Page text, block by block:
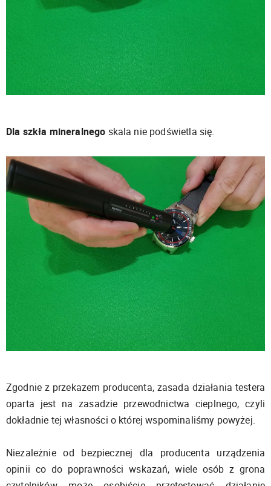
Dla szkła mineralnego skala nie podświetla się.
Zgodnie z przekazem producenta, zasada działania testera
oparta jest na zasadzie przewodnictwa cieplnego, czyli
dokładnie tej własności o której wspominaliśmy powyżej.
Niezależnie od bezpiecznej dla producenta urządzenia
opinii co do poprawności wskazań, wiele osób z grona